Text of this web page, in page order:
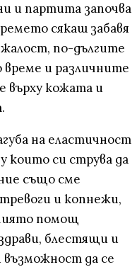
и партита започва
сякаш забавя
по-дългите
време и различните
върху кожата и
на еластичност
които си струва да
също сме
и копнежи,
помощ
блестящи и
да се